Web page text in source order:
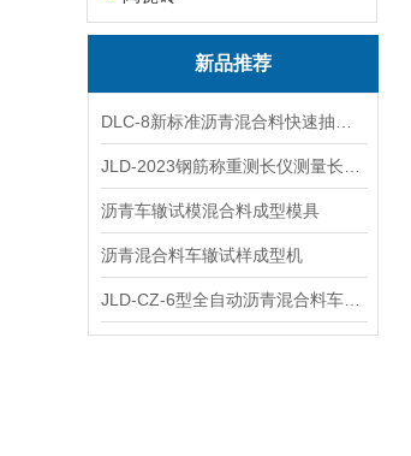
新品推荐
沥青车辙试模混合料成型模具
沥青混合料车辙试样成型机